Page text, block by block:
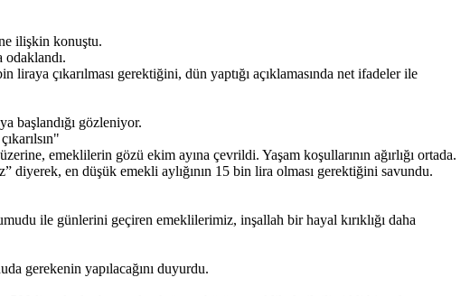
ilişkin konuştu.
odaklandı.
çıkarılması gerektiğini, dün yaptığı açıklamasında net ifadeler ile
başlandığı gözleniyor.
emeklilerin gözü ekim ayına çevrildi. Yaşam koşullarının ağırlığı ortada.
diyerek, en düşük emekli aylığının 15 bin lira olması gerektiğini savundu.
ile günlerini geçiren emeklilerimiz, inşallah bir hayal kırıklığı daha
gerekenin yapılacağını duyurdu.